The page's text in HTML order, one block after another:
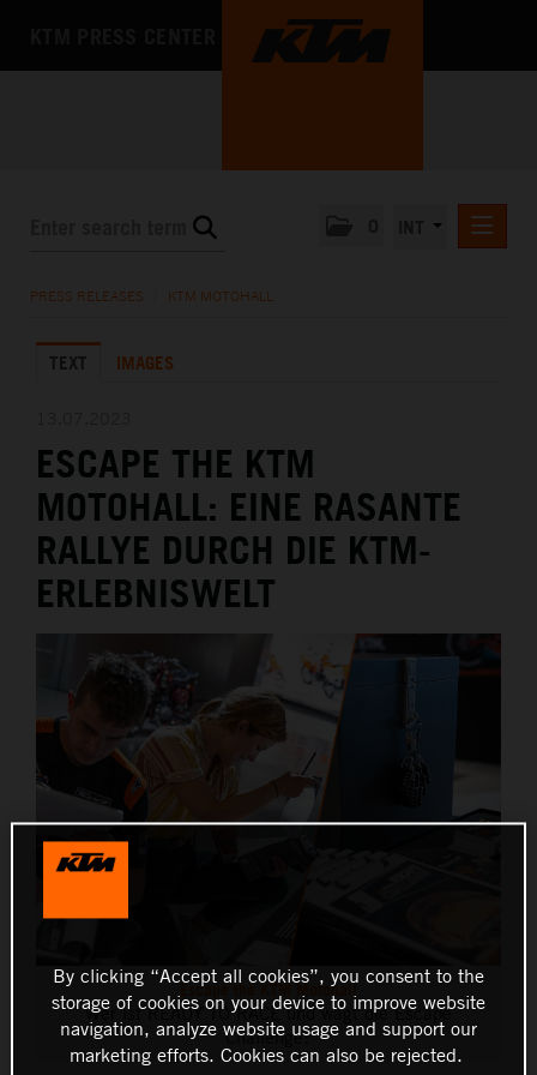
KTM X-BOW
DEUTSCH
ENGLISH
MEDIA
THE COMPANY
PRESS RELEASES KTM MOTOHALL
TEXT IMAGES
ESCAPE THE KTM
MOTOHALL: EINE RASANTE
RALLYE DURCH DIE KTM-
ERLEBNISWELT
Escape the KTM Motohall
Wer ist READY TO RACE und wagt die Escape
Challenge?
By clicking “Accept all cookies”, you consent to the
storage of cookies on your device to improve website
navigation, analyze website usage and support our
marketing efforts. Cookies can also be rejected.